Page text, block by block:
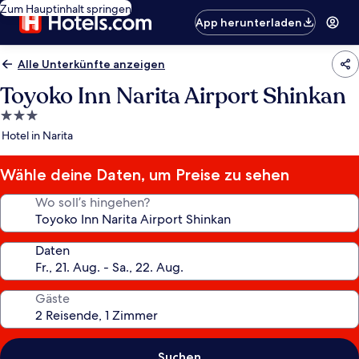
Zum Hauptinhalt springen
App herunterladen
Alle Unterkünfte anzeigen
Toyoko Inn Narita Airport Shinkan
3.0-
Sterne-
Hotel in Narita
Wähle deine Daten, um Preise zu sehen
Wo soll’s hingehen?
Daten
Gäste